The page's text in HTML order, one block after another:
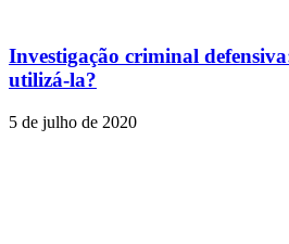
Investigação criminal
utilizá-la?
5 de julho de 2020